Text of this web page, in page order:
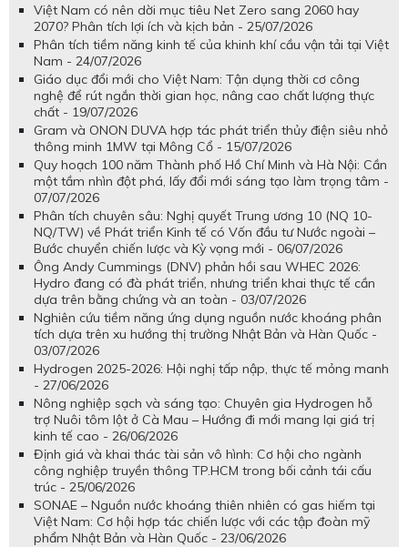
Việt Nam có nên dời mục tiêu Net Zero sang 2060 hay
2070? Phân tích lợi ích và kịch bản - 25/07/2026
Phân tích tiềm năng kinh tế của khinh khí cầu vận tải tại Việt
Nam - 24/07/2026
Giáo dục đổi mới cho Việt Nam: Tận dụng thời cơ công
nghệ để rút ngắn thời gian học, nâng cao chất lượng thực
chất - 19/07/2026
Gram và ONON DUVA hợp tác phát triển thủy điện siêu nhỏ
thông minh 1MW tại Mông Cổ - 15/07/2026
Quy hoạch 100 năm Thành phố Hồ Chí Minh và Hà Nội: Cần
một tầm nhìn đột phá, lấy đổi mới sáng tạo làm trọng tâm -
07/07/2026
Phân tích chuyên sâu: Nghị quyết Trung ương 10 (NQ 10-
NQ/TW) về Phát triển Kinh tế có Vốn đầu tư Nước ngoài –
Bước chuyển chiến lược và Kỳ vọng mới - 06/07/2026
Ông Andy Cummings (DNV) phản hồi sau WHEC 2026:
Hydro đang có đà phát triển, nhưng triển khai thực tế cần
dựa trên bằng chứng và an toàn - 03/07/2026
Nghiên cứu tiềm năng ứng dụng nguồn nước khoáng phân
tích dựa trên xu hướng thị trường Nhật Bản và Hàn Quốc -
03/07/2026
Hydrogen 2025-2026: Hội nghị tấp nập, thực tế mỏng manh
- 27/06/2026
Nông nghiệp sạch và sáng tạo: Chuyên gia Hydrogen hỗ
trợ Nuôi tôm lột ở Cà Mau – Hướng đi mới mang lại giá trị
kinh tế cao - 26/06/2026
Định giá và khai thác tài sản vô hình: Cơ hội cho ngành
công nghiệp truyền thông TP.HCM trong bối cảnh tái cấu
trúc - 25/06/2026
SONAE – Nguồn nước khoáng thiên nhiên có gas hiếm tại
Việt Nam: Cơ hội hợp tác chiến lược với các tập đoàn mỹ
phẩm Nhật Bản và Hàn Quốc - 23/06/2026